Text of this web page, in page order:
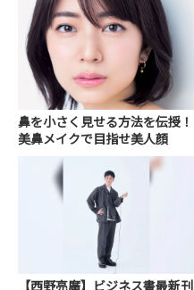
鼻を小さく見せる方法を伝授！
美鼻メイクで目指せ美人顔
【西野亮廣】ビジネス書最新刊